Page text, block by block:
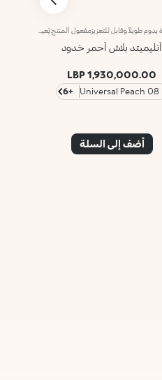
أنليميتد بلاش أحمر خدود
1,930,000.00 LBP
08 Universal Peach
+6
أضف إلى السلة